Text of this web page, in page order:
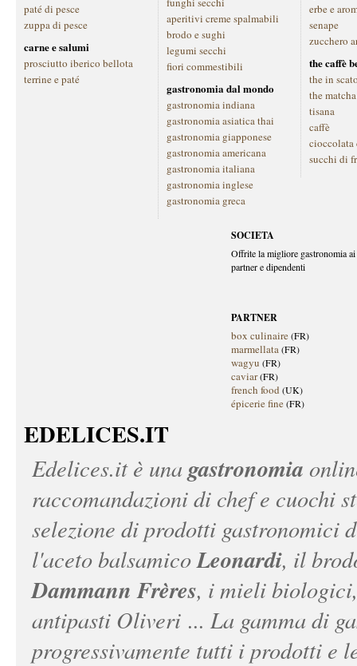
paté di pesce
zuppa di pesce
carne e salumi
prosciutto iberico bellota
terrine e paté
aperitivi creme spalmabili
brodo e sughi
legumi secchi
fiori commestibili
gastronomia dal mondo
gastronomia indiana
gastronomia asiatica thai
gastronomia giapponese
gastronomia americana
gastronomia italiana
gastronomia inglese
gastronomia greca
erbe e
senape
zucchero
the caffè
the in
the matcha
tisana
caffè
cioccolata
succhi di
SOCIETA
Offrite la migliore gastronomia
partner e dipendenti
PARTNER
box culinaire(FR)
marmellata(FR)
wagyu (FR)
caviar(FR)
french food (UK)
épicerie fine(FR)
EDELICES.IT
Edelices.itè una gastronomia
raccomandazioni di chef e cuochi
selezione di prodotti gastronomici
l'aceto balsamicoLeonardi, il
Dammann Frères, i mieli
antipasti Oliveri ... La gamma di
progressivamente tutti i prodotti e